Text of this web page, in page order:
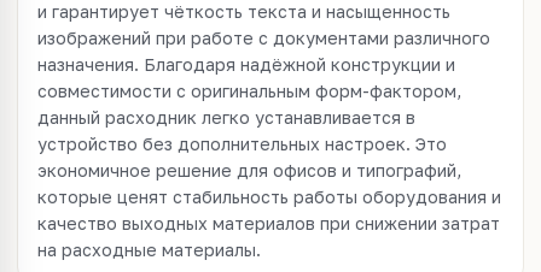
и гарантирует чёткость текста и насыщенность
изображений при работе с документами различного
назначения. Благодаря надёжной конструкции и
совместимости с оригинальным форм-фактором,
данный расходник легко устанавливается в
устройство без дополнительных настроек. Это
экономичное решение для офисов и типографий,
которые ценят стабильность работы оборудования и
качество выходных материалов при снижении затрат
на расходные материалы.